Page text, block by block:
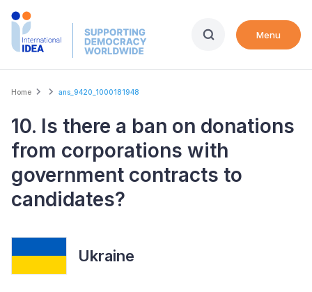
Skip
Menu
Breadcrumb
Home ans_9420_1000181948
10. Is there a ban on donations
from corporations with
government contracts to
candidates?
Ukraine